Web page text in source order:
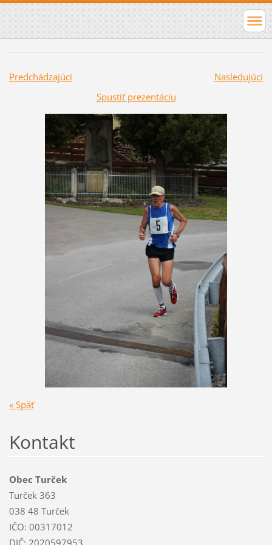
Predchádzajúci
Nasledujúci
Spustiť prezentáciu
« Späť
Kontakt
Obec Turček
Turček 363
038 48 Turček
IČO: 00317012
DIČ: 2020597953